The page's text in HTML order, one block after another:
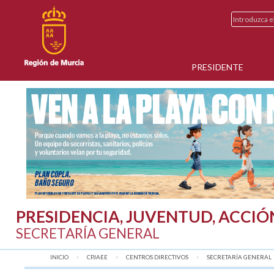
PRESIDENTE
PRESIDENCIA, JUVENTUD,
SECRETARÍA GENERAL
INICIO CPJAEE CENTROS DIRECTIVOS SECRETARÍA GENERAL